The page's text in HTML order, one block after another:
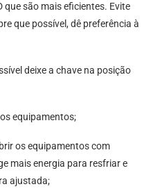
são mais eficientes. Evite
que possível, dê preferência à
deixe a chave na posição
equipamentos;
os equipamentos com
mais energia para resfriar e
ajustada;